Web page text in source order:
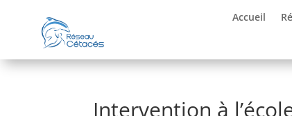
Accueil
Intervention à